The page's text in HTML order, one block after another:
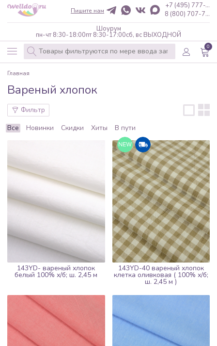
Шоурум
пн-чт 8:30-18:00пт 8:30-17:00сб, вс ВЫХОДНОЙ
+7 (495) 777-...
8 (800) 707-7...
Пишите нам
0
Главная
Вареный хлопок
Фильтр
Все
Новинки Скидки Хиты В пути
143YD- вареный хлопок
белый 100% х/б; ш. 2,45 м
143YD-40 вареный хлопок
клетка оливковая ( 100% х/б;
ш. 2,45 м )